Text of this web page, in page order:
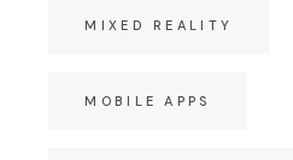
MIXED REALITY
MOBILE APPS